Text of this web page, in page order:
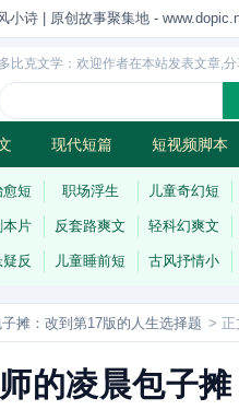
小诗 | 原创故事聚集地 -
多比克文学：欢迎作者在本站发表文章,
现代短篇 短视频脚本
小诗 连载
短 职场浮生 儿童奇幻短
本片 反套路爽文 轻科幻爽文
疑反 儿童睡前短 古风抒情小
摊：改到第17版的人生选择题 > 正
的凌晨包子